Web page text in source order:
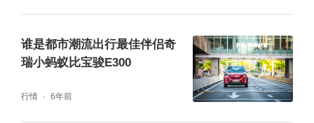
谁是都市潮流出行最佳伴侣奇
瑞小蚂蚁比宝骏E300
行情 6年前